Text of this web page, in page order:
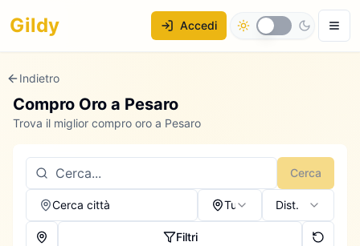
Gildy Accedi
Indietro
Compro Oro a Pesaro
Trova il miglior compro oro a Pesaro
Cerca
Cerca città Tutti Dist.
Filtri